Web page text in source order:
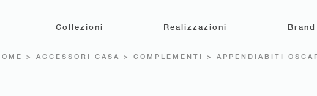
Collezioni Realizzazioni Brand
> ACCESSORI CASA > COMPLEMENTI > APPENDIABITI